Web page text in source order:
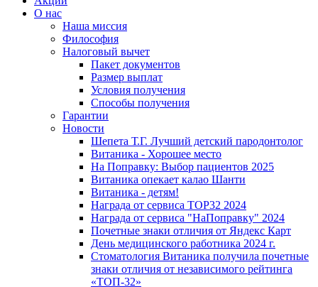
О нас
Наша миссия
Философия
Налоговый вычет
Пакет документов
Размер выплат
Условия получения
Способы получения
Гарантии
Новости
Шепета Т.Г. Лучший детский пародонтолог
Витаника - Хорошее место
На Поправку: Выбор пациентов 2025
Витаника опекает калао Шанти
Витаника - детям!
Награда от сервиса TOP32 2024
Награда от сервиса "НаПоправку" 2024
Почетные знаки отличия от Яндекс Карт
День медицинского работника 2024 г.
Стоматология Витаника получила почетные
знаки отличия от независимого рейтинга
«ТОП-32»